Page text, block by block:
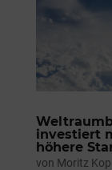
investiert
höhere
von Moritz